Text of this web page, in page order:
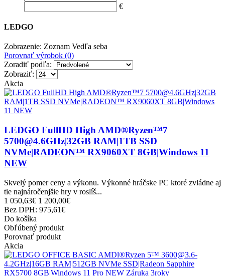
€
LEDGO
Zobrazenie: Zoznam Vedľa seba
Porovnať výrobok (0)
Zoradiť podľa:
Zobraziť:
Akcia
LEDGO FullHD High AMD®Ryzen™7
5700@4.6GHz|32GB RAM|1TB SSD
NVMe|RADEON™ RX9060XT 8GB|Windows 11
NEW
Skvelý pomer ceny a výkonu. Výkonné hráčske PC ktoré zvládne aj
tie najnáročenjšie hry v roslíš...
1 050,63€ 1 200,00€
Bez DPH: 975,61€
Do košíka
Obľúbený produkt
Porovnať produkt
Akcia